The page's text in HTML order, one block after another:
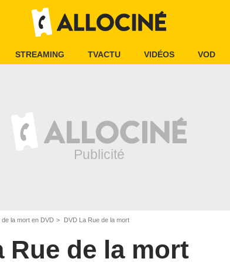
STREAMING TVACTU VIDÉOS VOD
de la mort en DVD DVD La Rue de la mort
Rue de la mort